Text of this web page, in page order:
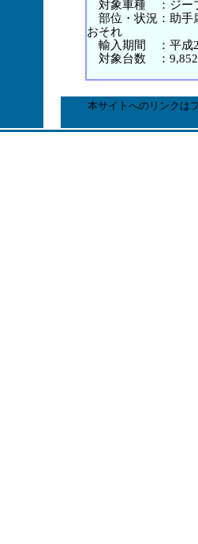
対象車種 ：ジー
部位・状況：助手
おそれ
輸入期間 ：平成
対象台数 ：
本サイトへのリンクは